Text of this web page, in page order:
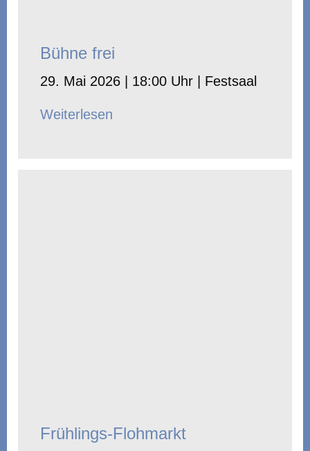
Bühne frei
29. Mai 2026 | 18:00 Uhr | Festsaal
Weiterlesen
Frühlings-Flohmarkt